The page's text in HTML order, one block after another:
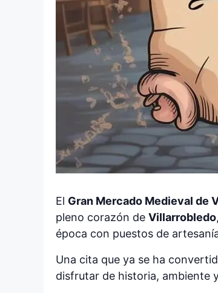
El Gran Mercado Medieval de
pleno corazón de Villarrobledo
época con puestos de
Una cita que ya se ha
disfrutar de historia, ambiente